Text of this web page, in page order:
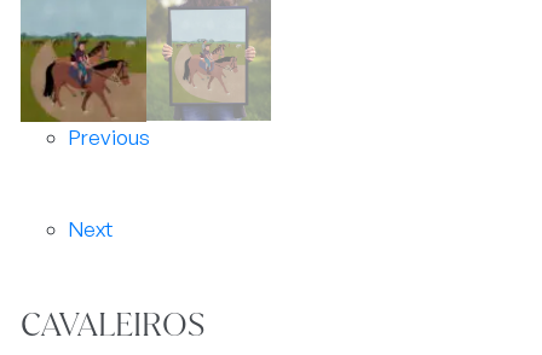
Previous
Next
CAVALEIROS